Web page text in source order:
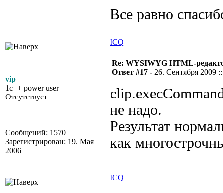
Все равно
ICQ
vip
1c++ power user
Отсутствует
Сообщений: 1570
Зарегистрирован: 19. Мая
2006
Re: WYSIWYG HTML-
Ответ #17 - 26. Сентября 2009
не надо.
Результат
как
ICQ